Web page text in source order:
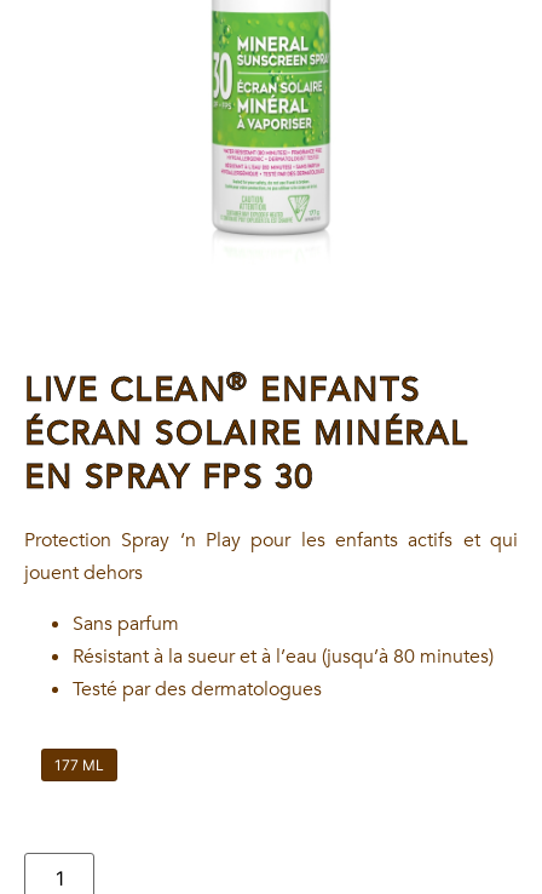
LIVE CLEAN® ENFANTS
ÉCRAN SOLAIRE MINÉRAL
EN SPRAY FPS 30
Protection Spray ‘n Play pour les enfants actifs et qui
jouent dehors
Sans parfum
Résistant à la sueur et à l’eau (jusqu’à 80 minutes)
Testé par des dermatologues
177 ML